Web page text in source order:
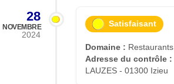
28
NOVEMBRE
2024
Satisfaisant
Domaine : Restaurants
Adresse du contrôle :
LAUZES - 01300 Izieu